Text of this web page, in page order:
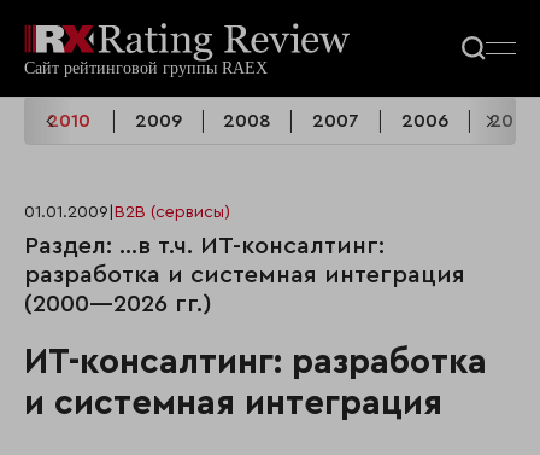
2010 2009 2008 2007 2006 2005
01.01.2009 B2B (сервисы)
Раздел: …в т.ч. ИТ-консалтинг:
разработка и системная интеграция
(2000—2026 гг.)
ИТ-консалтинг: разработка
и системная интеграция